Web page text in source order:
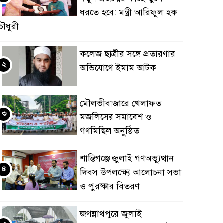
ধরতে হবে: মন্ত্রী আরিফুল হক
কলেজ ছাত্রীর সঙ্গে প্রতারণার
অভিযোগে ইমাম আটক
২
মৌলভীবাজারে খেলাফত
মজলিসের সমাবেশ ও
গণমিছিল অনুষ্ঠিত
৩
শান্তিগঞ্জে জুলাই গণঅভ্যুত্থান
দিবস উপলক্ষ্যে আলোচনা সভা
ও পুরষ্কার বিতরণ
৪
জগন্নাথপুরে জুলাই